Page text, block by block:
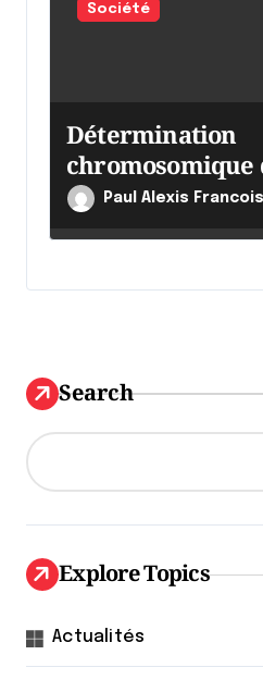
Société
Détermination
chromosomique
l’être humain :
Paul Alexis Francois
Search
Explore Topics
Actualités